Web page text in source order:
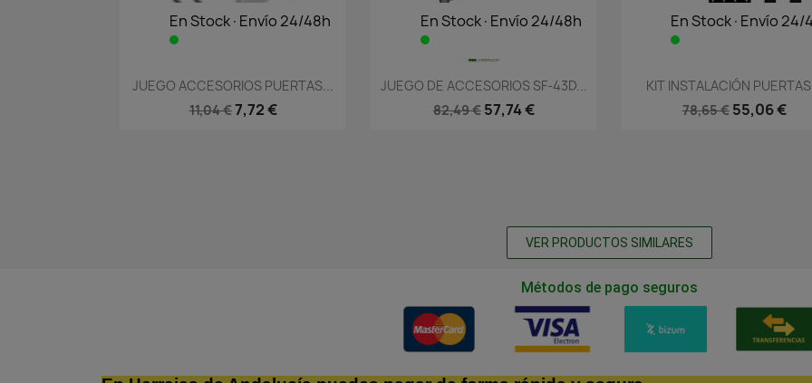
En Stock·Envío 24/48h
Vista rápida
JUEGO ACCESORIOS PUERTAS...
11,04 €7,72 €
En Stock·Envío 24/48h
Vista rápida
JUEGO DE ACCESORIOS SF-43D...
82,49 € 57,74 €
En Stock·Envío 24/
Vista rápida
KIT INSTALACIÓN
78,65 € 55,06 €
VER PRODUCTOS SIMILARES
Métodos de pago seguros